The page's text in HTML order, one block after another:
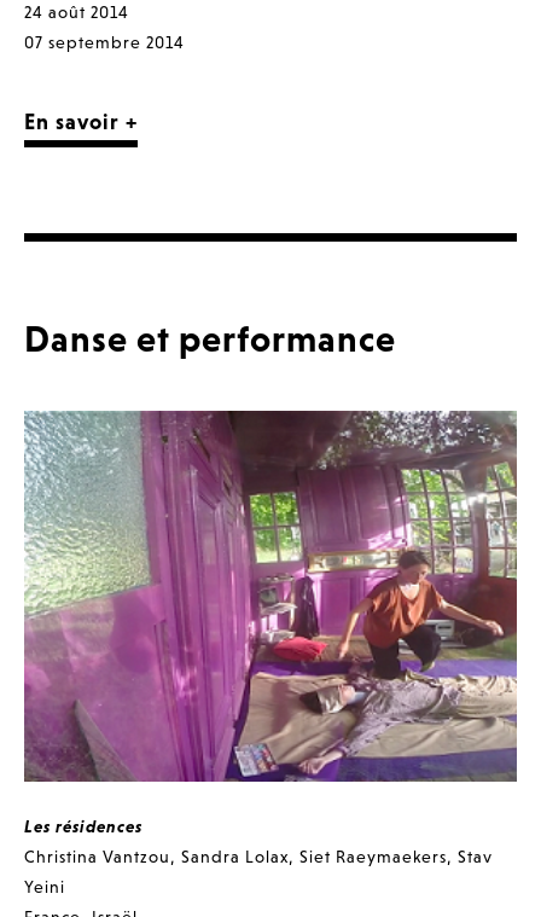
24 août 2014
07 septembre 2014
En savoir +
Danse et performance
Les résidences
Christina Vantzou, Sandra Lolax, Siet Raeymaekers, Stav
Yeini